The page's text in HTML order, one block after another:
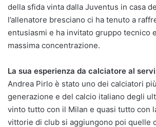
della sfida vinta dalla Juventus in casa
l’allenatore bresciano ci ha tenuto a
entusiasmi e ha invitato gruppo tecnico
massima concentrazione.
La sua esperienza da calciatore al
Andrea Pirlo è stato uno dei calciatori
generazione e del calcio italiano degli
vinto tutto con il Milan e quasi tutto con
vittorie di club si aggiungono poi quelle